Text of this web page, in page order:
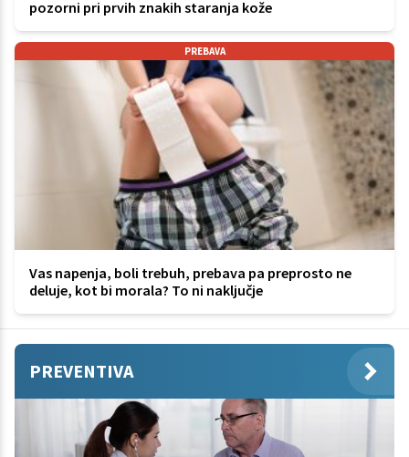
pozorni pri prvih znakih staranja kože
PREBAVA
Vas napenja, boli trebuh, prebava pa preprosto ne
deluje, kot bi morala? To ni naključje
PREVENTIVA